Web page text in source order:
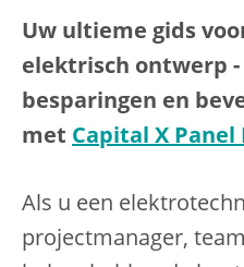
Uw ultieme gids
elektrisch ontwerp
besparingen en
met Capital X Panel
Als u een
projectmanager,